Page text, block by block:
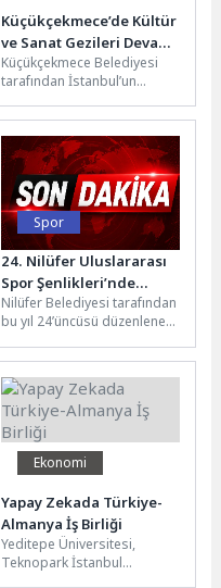
Küçükçekmece’de Kültür
ve Sanat Gezileri Devam
Ediyor
Küçükçekmece Belediyesi
tarafından İstanbul’un
amacıyla ücretsiz olarak
düzenlenen kültür ve sanat...
Spor
24. Nilüfer Uluslararası
Spor Şenlikleri’nde
emeği geçenlere
teşekkür
Nilüfer Belediyesi tarafından
bu yıl 24’üncüsü düzenlenen
Şenlikleri’nde görev alan
branş öğretmenleri,...
Ekonomi
Yapay Zekada Türkiye-
Almanya İş Birliği
Yeditepe Üniversitesi,
Teknopark İstanbul